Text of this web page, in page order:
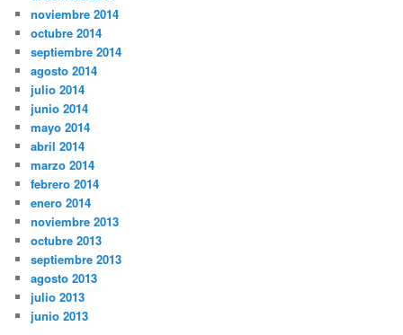
noviembre 2014
octubre 2014
septiembre 2014
agosto 2014
julio 2014
junio 2014
mayo 2014
abril 2014
marzo 2014
febrero 2014
enero 2014
noviembre 2013
octubre 2013
septiembre 2013
agosto 2013
julio 2013
junio 2013